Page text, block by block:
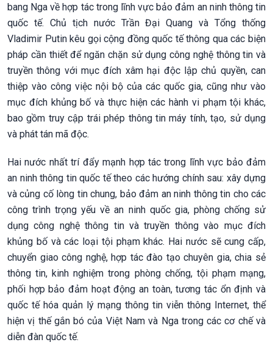
bang Nga về hợp tác trong lĩnh vực bảo đảm an ninh thông tin
quốc tế. Chủ tịch nước Trần Đại Quang và Tổng thống
Vladimir Putin kêu gọi cộng đồng quốc tế thông qua các biện
pháp cần thiết để ngăn chặn sử dụng công nghệ thông tin và
truyền thông với mục đích xâm hại độc lập chủ quyền, can
thiệp vào công việc nội bộ của các quốc gia, cũng như vào
mục đích khủng bố và thực hiện các hành vi phạm tội khác,
bao gồm truy cập trái phép thông tin máy tính, tạo, sử dụng
và phát tán mã độc.
Hai nước nhất trí đẩy mạnh hợp tác trong lĩnh vực bảo đảm
an ninh thông tin quốc tế theo các hướng chính sau: xây dựng
và củng cố lòng tin chung, bảo đảm an ninh thông tin cho các
công trình trọng yếu về an ninh quốc gia, phòng chống sử
dụng công nghệ thông tin và truyền thông vào mục đích
khủng bố và các loại tội phạm khác. Hai nước sẽ cung cấp,
chuyển giao công nghệ, hợp tác đào tạo chuyên gia, chia sẻ
thông tin, kinh nghiệm trong phòng chống, tội phạm mạng,
phối hợp bảo đảm hoạt động an toàn, tương tác ổn định và
quốc tế hóa quản lý mạng thông tin viễn thông Internet, thể
hiện vị thế gắn bó của Việt Nam và Nga trong các cơ chế và
diễn đàn quốc tế.